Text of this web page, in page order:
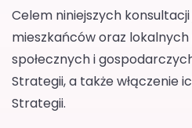
Celem niniejszych
mieszkańców oraz
społecznych i
Strategii, a także włączenie
Strategii.